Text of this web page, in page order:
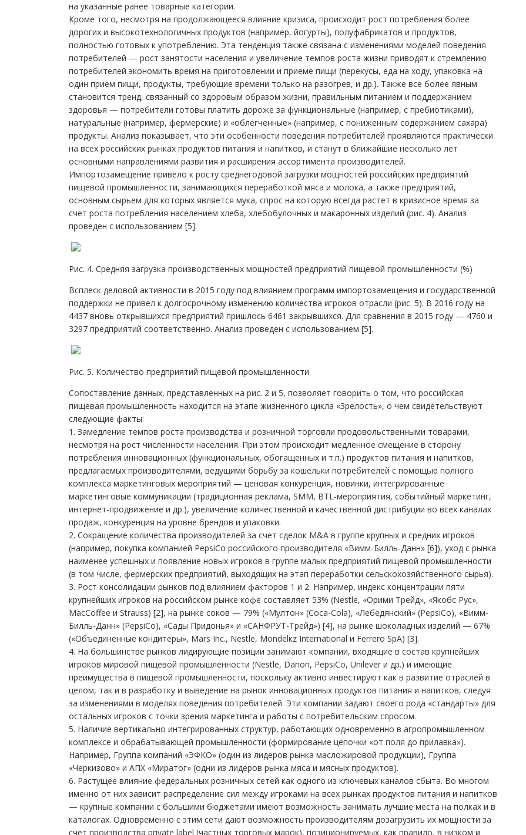
на указанные ранее товарные категории.
Кроме того, несмотря на продолжающееся влияние кризиса, происходит рост потребления более
дорогих и высокотехнологичных продуктов (например, йогурты), полуфабрикатов и продуктов,
полностью готовых к употреблению. Эта тенденция также связана с изменениями моделей поведения
потребителей — рост занятости населения и увеличение темпов роста жизни приводят к стремлению
потребителей экономить время на приготовлении и приеме пищи (перекусы, еда на ходу, упаковка на
один прием пищи, продукты, требующие времени только на разогрев, и др.). Также все более явным
становится тренд, связанный со здоровым образом жизни, правильным питанием и поддержанием
здоровья — потребители готовы платить дороже за функциональные (например, с пребиотиками),
натуральные (например, фермерские) и «облегченные» (например, с пониженным содержанием сахара)
продукты. Анализ показывает, что эти особенности поведения потребителей проявляются практически
на всех российских рынках продуктов питания и напитков, и станут в ближайшие несколько лет
основными направлениями развития и расширения ассортимента производителей.
Импортозамещение привело к росту среднегодовой загрузки мощностей российских предприятий
пищевой промышленности, занимающихся переработкой мяса и молока, а также предприятий,
основным сырьем для которых является мука, спрос на которую всегда растет в кризисное время за
счет роста потребления населением хлеба, хлебобулочных и макаронных изделий (рис. 4). Анализ
проведен с использованием [5].
Рис. 4. Средняя загрузка производственных мощностей предприятий пищевой промышленности (%)
Всплеск деловой активности в 2015 году под влиянием программ импортозамещения и государственной
поддержки не привел к долгосрочному изменению количества игроков отрасли (рис. 5). В 2016 году на
4437 вновь открывшихся предприятий пришлось 6461 закрывшихся. Для сравнения в 2015 году — 4760 и
3297 предприятий соответственно. Анализ проведен с использованием [5].
Рис. 5. Количество предприятий пищевой промышленности
Сопоставление данных, представленных на рис. 2 и 5, позволяет говорить о том, что российская
пищевая промышленность находится на этапе жизненного цикла «Зрелость», о чем свидетельствуют
следующие факты:
1. Замедление темпов роста производства и розничной торговли продовольственными товарами,
несмотря на рост численности населения. При этом происходит медленное смещение в сторону
потребления инновационных (функциональных, обогащенных и т.п.) продуктов питания и напитков,
предлагаемых производителями, ведущими борьбу за кошельки потребителей с помощью полного
комплекса маркетинговых мероприятий — ценовая конкуренция, новинки, интегрированные
маркетинговые коммуникации (традиционная реклама, SMM, BTL-мероприятия, событийный маркетинг,
интернет-продвижение и др.), увеличение количественной и качественной дистрибуции во всех каналах
продаж, конкуренция на уровне брендов и упаковки.
2. Сокращение количества производителей за счет сделок M&A в группе крупных и средних игроков
(например, покупка компанией PepsiCo российского производителя «Вимм-Билль-Данн» [6]), уход с рынка
наименее успешных и появление новых игроков в группе малых предприятий пищевой промышленности
(в том числе, фермерских предприятий, выходящих на этап переработки сельскохозяйственного сырья).
3. Рост консолидации рынков под влиянием факторов 1 и 2. Например, индекс концентрации пяти
крупнейших игроков на российском рынке кофе составляет 53% (Nestle, «Орими Трейд», «Якобс Рус»,
MacCoffee и Strauss) [2], на рынке соков — 79% («Мултон» (Coca-Cola), «Лебедянский» (PepsiCo), «Вимм-
Билль-Данн» (PepsiCo), «Сады Придонья» и «САНФРУТ-Трейд») [4], на рынке шоколадных изделий — 67%
(«Объединенные кондитеры», Mars Inc., Nestle, Mondelкz International и Ferrero SpA) [3].
4. На большинстве рынков лидирующие позиции занимают компании, входящие в состав крупнейших
игроков мировой пищевой промышленности (Nestle, Danon, PepsiCo, Unilever и др.) и имеющие
преимущества в пищевой промышленности, поскольку активно инвестируют как в развитие отраслей в
целом, так и в разработку и выведение на рынок инновационных продуктов питания и напитков, следуя
за изменениями в моделях поведения потребителей. Эти компании задают своего рода «стандарты» для
остальных игроков с точки зрения маркетинга и работы с потребительским спросом.
5. Наличие вертикально интегрированных структур, работающих одновременно в агропромышленном
комплексе и обрабатывающей промышленности (формирование цепочки «от поля до прилавка»).
Например, Группа компаний «ЭФКО» (один из лидеров рынка масложировой продукции), Группа
«Черкизово» и АПХ «Миратог» (одни из лидеров рынка мяса и мясных продуктов).
6. Растущее влияние федеральных розничных сетей как одного из ключевых каналов сбыта. Во многом
именно от них зависит распределение сил между игроками на всех рынках продуктов питания и напитков
— крупные компании с большими бюджетами имеют возможность занимать лучшие места на полках и в
каталогах. Одновременно с этим сети дают возможность производителям дозагрузить их мощности за
счет производства private label (частных торговых марок), позиционируемых, как правило, в низком и